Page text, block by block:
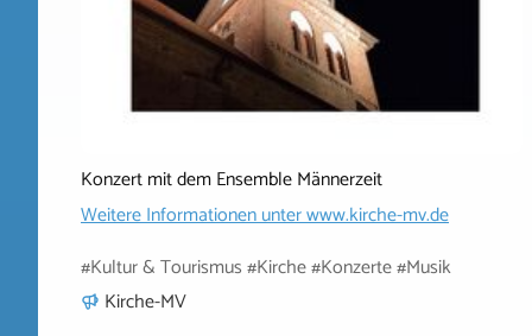
Konzert mit dem Ensemble Männerzeit
Weitere Informationen unterwww.kirche-mv.de
#Kultur & Tourismus #Kirche #Konzerte #Musik
Kirche-MV